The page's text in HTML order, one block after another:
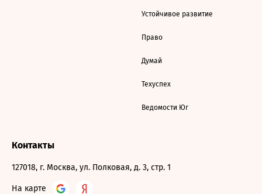
Устойчивое развитие
Право
Думай
Техуспех
Ведомости Юг
Контакты
127018, г. Москва, ул. Полковая, д. 3, стр. 1
На карте